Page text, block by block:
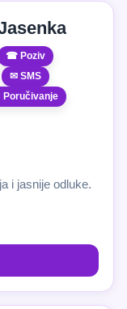
☎ Poziv
✉ SMS
Poručivanje
i jasnije odluke.